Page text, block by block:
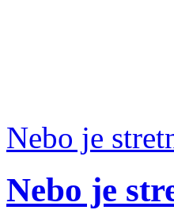
Nebo je
Nebo je